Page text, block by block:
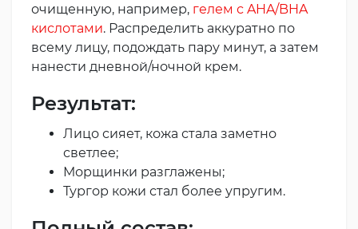
очищенную, например, гелем с AHA/BHA
кислотами. Распределить аккуратно по
всему лицу, подождать пару минут, а затем
нанести дневной/ночной крем.
Результат:
Лицо сияет, кожа стала заметно
светлее;
Морщинки разглажены;
Тургор кожи стал более упругим.